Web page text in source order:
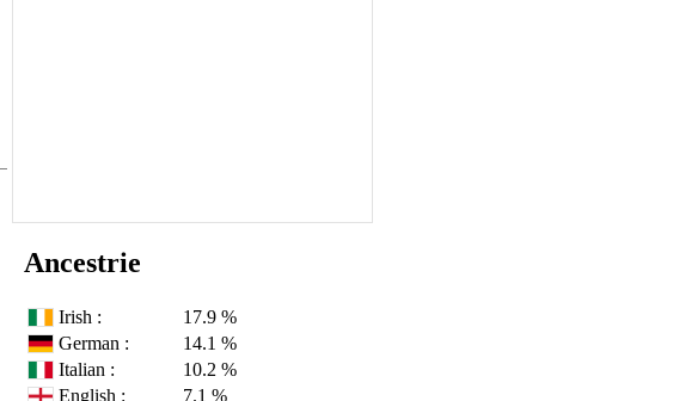
Ancestrie
Irish :
17.9 %
German :
14.1 %
Italian :
10.2 %
English :
7.1 %